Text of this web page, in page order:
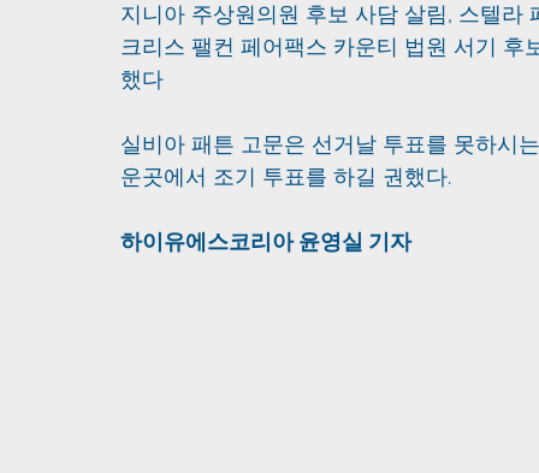
지니아 주상원의원 후보 사담 살림, 스텔
크리스 팰컨 페어팩스 카운티 법원 서기
했다
실비아 패튼 고문은 선거날 투표를 못하시
운곳에서 조기 투표를 하길 권했다.
하이유에스코리아 윤영실 기자